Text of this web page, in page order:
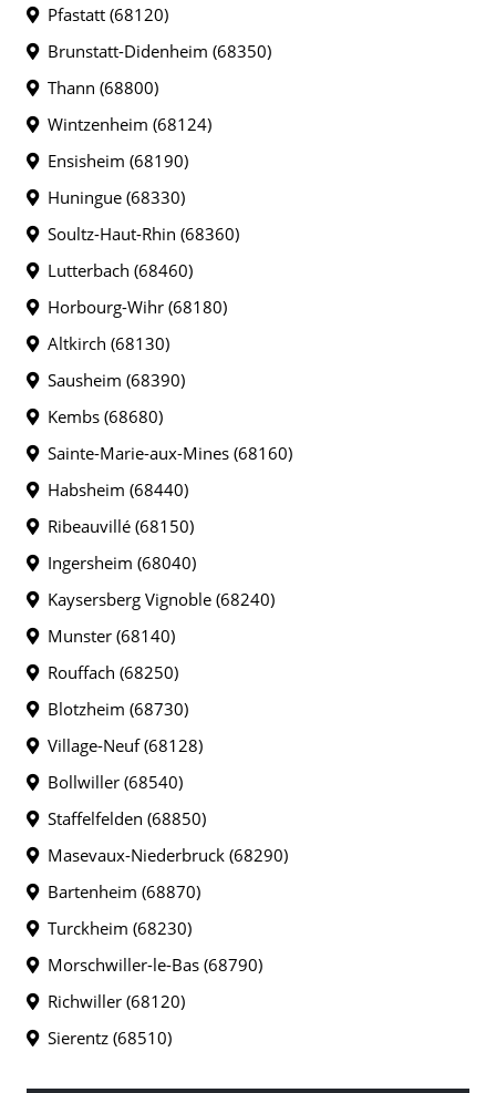
Pfastatt (68120)
Brunstatt-Didenheim (68350)
Thann (68800)
Wintzenheim (68124)
Ensisheim (68190)
Huningue (68330)
Soultz-Haut-Rhin (68360)
Lutterbach (68460)
Horbourg-Wihr (68180)
Altkirch (68130)
Sausheim (68390)
Kembs (68680)
Sainte-Marie-aux-Mines (68160)
Habsheim (68440)
Ribeauvillé (68150)
Ingersheim (68040)
Kaysersberg Vignoble (68240)
Munster (68140)
Rouffach (68250)
Blotzheim (68730)
Village-Neuf (68128)
Bollwiller (68540)
Staffelfelden (68850)
Masevaux-Niederbruck (68290)
Bartenheim (68870)
Turckheim (68230)
Morschwiller-le-Bas (68790)
Richwiller (68120)
Sierentz (68510)